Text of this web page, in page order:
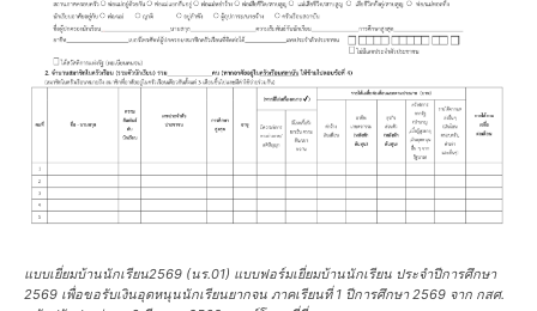
แบบเยี่ยมบ้านนักเรียน2569 (นร.01) แบบฟอร์มเยี่ยมบ้านนักเรียน ประจำปีการศึกษา
2569 เพื่อขอรับเงินอุดหนุนนักเรียนยากจน ภาคเรียนที่ 1 ปีการศึกษา 2569 จาก กสศ.